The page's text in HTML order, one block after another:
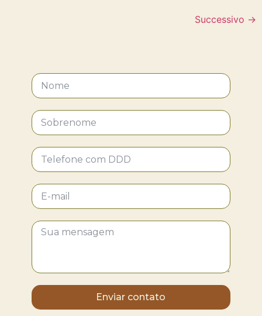
Successivo →
Enviar contato